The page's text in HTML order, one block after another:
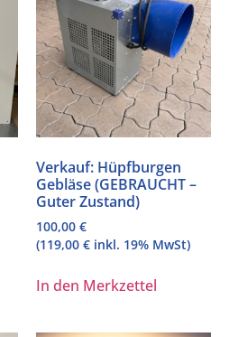
Verkauf: Hüpfburgen
Gebläse (GEBRAUCHT –
Guter Zustand)
100,00 €
(119,00 € inkl. 19% MwSt)
In den Merkzettel